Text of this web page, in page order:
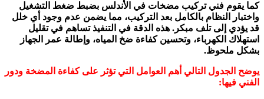
كما يقوم فني تركيب مضخات في الأندلس بضبط ضغط التشغيل
واختبار النظام بالكامل بعد التركيب، مما يضمن عدم وجود أي خلل
قد يؤدي إلى تلف مبكر. هذه الدقة في التنفيذ تساهم في تقليل
استهلاك الكهرباء، وتحسين كفاءة ضخ المياه، وإطالة عمر الجهاز
بشكل ملحوظ.
يوضح الجدول التالي أهم العوامل التي تؤثر على كفاءة المضخة ودور
الفني فيها: